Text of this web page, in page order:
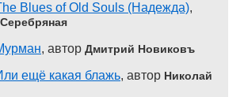
Blues of Old Souls (Надежда),
, автор Дмитрий Новиковъ
ещё какая блажь, автор Николай